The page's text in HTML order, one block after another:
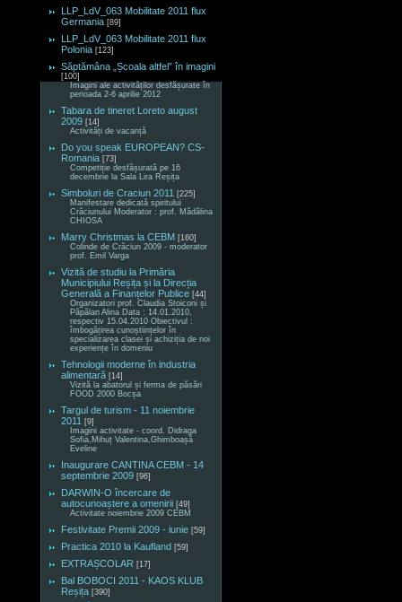
LLP_LdV_063 Mobilitate 2011 flux
Germania [89]
LLP_LdV_063 Mobilitate 2011 flux
Polonia [123]
Săptămâna „Școala altfel” în imagini
[100]
Imagini ale activităților desfășurate în
perioada 2-6 aprilie 2012
Tabara de tineret Loreto august
2009 [14]
Activități de vacanță
Do you speak EUROPEAN? CS-
Romania [73]
Competiție desfășurată pe 16
decembrie la Sala Lira Reșița
Simboluri de Craciun 2011 [225]
Manifestare dedicată spiritului
Crăciunului Moderator : prof. Mădălina
CHIOSA
Marry Christmas la CEBM [160]
Colinde de Crăciun 2009 - moderator
prof. Emil Varga
Vizită de studiu la Primăria
Municipiului Reșița și la Direcția
Generală a Finanțelor Publice [44]
Organizatori prof. Claudia Stoiconi și
Păpălan Alina Data : 14.01.2010,
respectiv 15.04.2010 Obiectivul :
îmbogățirea cunoștiințelor în
specializarea clasei și achiziția de noi
experiențe în domeniu
Tehnologii moderne în industria
alimentară [14]
Vizită la abatorul și ferma de păsări
FOOD 2000 Bocșa
Targul de turism - 11 noiembrie
2011 [9]
Imagini activitate - coord. Didraga
Sofia,Mihuț Valentina,Ghimboașă
Eveline
Inaugurare CANTINA CEBM - 14
septembrie 2009 [96]
DARWIN-O încercare de
autocunoaștere a omenirii [49]
Activitate noiembrie 2009 CEBM
Festivitate Premii 2009 - iunie [59]
Practica 2010 la Kaufland [59]
EXTRAȘCOLAR [17]
Bal BOBOCI 2011 - KAOS KLUB
Reșița [390]